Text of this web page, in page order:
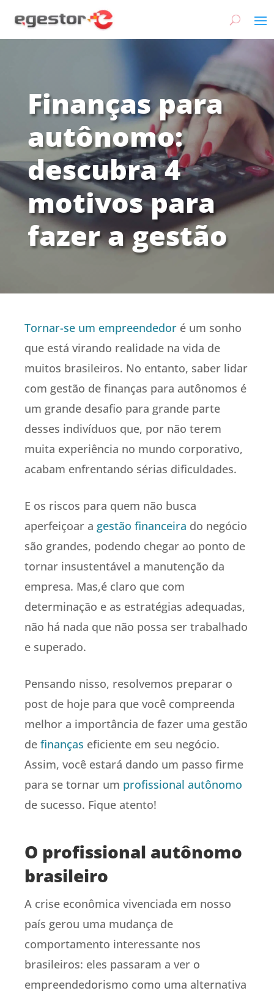
Finanças para
autônomo:
descubra 4
motivos para
fazer a gestão
Tornar-se um empreendedor é um sonho
que está virando realidade na vida de
muitos brasileiros. No entanto, saber lidar
com gestão de finanças para autônomos é
um grande desafio para grande parte
desses indivíduos que, por não terem
muita experiência no mundo corporativo,
acabam enfrentando sérias dificuldades.
E os riscos para quem não busca
aperfeiçoar a gestão financeira do negócio
são grandes, podendo chegar ao ponto de
tornar insustentável a manutenção da
empresa. Mas,é claro que com
determinação e as estratégias adequadas,
não há nada que não possa ser trabalhado
e superado.
Pensando nisso, resolvemos preparar o
post de hoje para que você compreenda
melhor a importância de fazer uma gestão
de finanças eficiente em seu negócio.
Assim, você estará dando um passo firme
para se tornar um profissional autônomo
de sucesso. Fique atento!
O profissional autônomo
brasileiro
A crise econômica vivenciada em nosso
país gerou uma mudança de
comportamento interessante nos
brasileiros: eles passaram a ver o
empreendedorismo como uma alternativa